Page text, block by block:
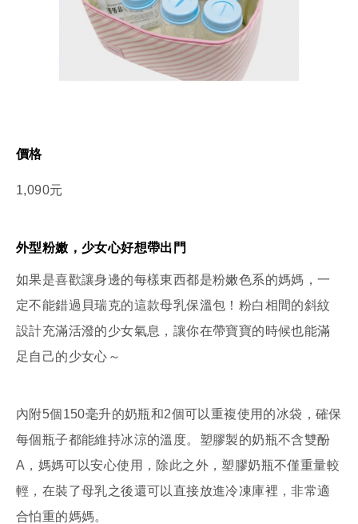
價格
1,090元
外型粉嫩，少女心好想帶出門
如果是喜歡讓身邊的每樣東西都是粉嫩色系的媽媽，一
定不能錯過貝瑞克的這款母乳保溫包！粉白相間的斜紋
設計充滿活潑的少女氣息，讓你在帶寶寶的時候也能滿
足自己的少女心～
內附5個150毫升的奶瓶和2個可以重複使用的冰袋，確保
每個瓶子都能維持冰涼的溫度。塑膠製的奶瓶不含雙酚
A，媽媽可以安心使用，除此之外，塑膠奶瓶不僅重量較
輕，在裝了母乳之後還可以直接放進冷凍庫裡，非常適
合怕重的媽媽。